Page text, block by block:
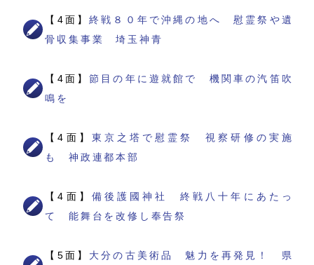
【4面】終戦８０年で沖縄の地へ 慰霊祭や遺
骨収集事業 埼玉神青
【4面】節目の年に遊就館で 機関車の汽笛吹
鳴を
【4面】 東京之塔で慰霊祭 視察研修の実施
も 神政連都本部
【4面】 備後護國神社 終戦八十年にあたっ
て 能舞台を改修し奉告祭
【5面】 大分の古美術品 魅力を再発見！ 県